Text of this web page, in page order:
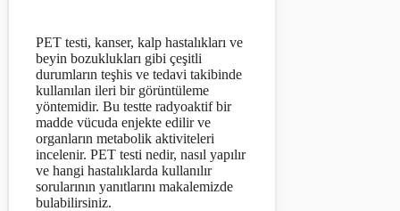
PET testi, kanser, kalp hastalıkları ve
beyin bozuklukları gibi çeşitli
durumların teşhis ve tedavi takibinde
kullanılan ileri bir görüntüleme
yöntemidir. Bu testte radyoaktif bir
madde vücuda enjekte edilir ve
organların metabolik aktiviteleri
incelenir. PET testi nedir, nasıl yapılır
ve hangi hastalıklarda kullanılır
sorularının yanıtlarını makalemizde
bulabilirsiniz.